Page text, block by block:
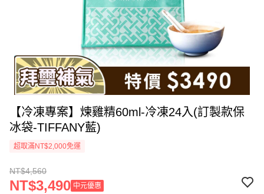
【冷凍專案】煉雞精60ml-冷凍24入(訂製款保
冰袋-TIFFANY藍)
超取滿NT$2,000免運
NT$4,560
NT$3,490 中元優惠